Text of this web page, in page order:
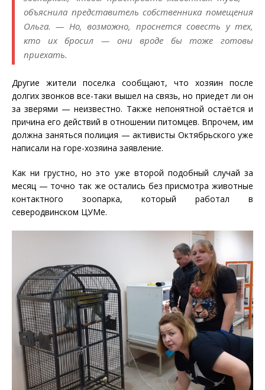
объяснила представитель собственника помещения
Ольга. — Но, возможно, проснется совесть у тех,
кто их бросил — они вроде бы тоже готовы
приехать.
Другие жители поселка сообщают, что хозяин после
долгих звонков все-таки вышел на связь, но приедет ли он
за зверями — неизвестно. Также непонятной остаётся и
причина его действий в отношении питомцев. Впрочем, им
должна заняться полиция — активисты Октябрьского уже
написали на горе-хозяина заявление.
Как ни грустно, но это уже второй подобный случай за
месяц — точно так же остались без присмотра животные
контактного зоопарка, который работал в
северодвинском ЦУМе.